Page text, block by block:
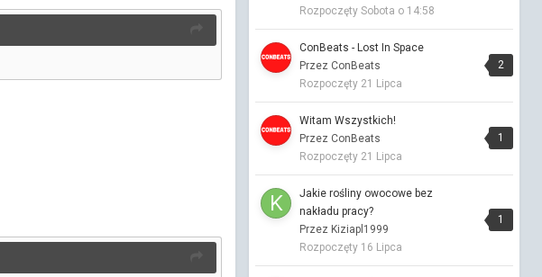
Muzyczna Kawiarenka
Przez Vitalinka ·Napisano
Porozmawiajmy o zdrowiu : )
nieprawda🙂
Przez Vitalinka ·
Napisano
Miałam napisać : na plaży nad morzem
należy smażyć się od rana do wieczora
🙂 że taki "przykaz" Nie napiszę, bo mnie
Rozpoczęty Sobota o 14:58
2
ConBeats - Lost In Space
Przez ConBeats
Rozpoczęty 21 Lipca
1
Witam Wszystkich!
Przez ConBeats
Rozpoczęty 21 Lipca
1
Jakie rośliny owocowe bez
nakładu pracy?
Przez Kiziapl1999
Rozpoczęty 16 Lipca